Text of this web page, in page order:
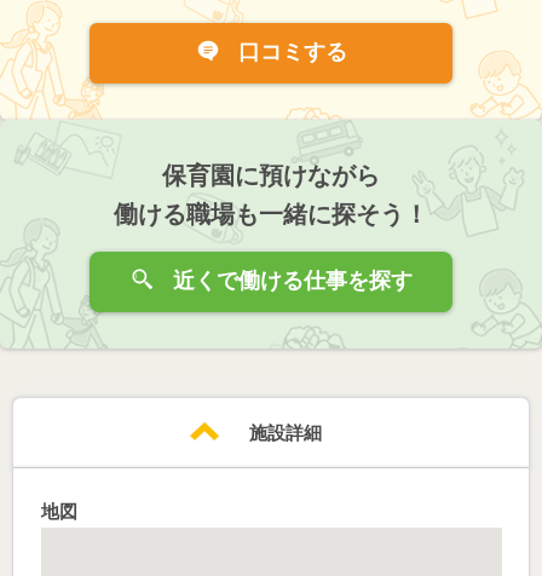
口コミする
保育園に預けながら
働ける職場も一緒に探そう！
近くで働ける仕事を探す
施設詳細
地図